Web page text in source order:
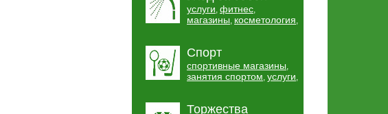
услуги, фитнес,
магазины, косметология,
Спорт
спортивные магазины,
занятия спортом, услуги,
Торжества